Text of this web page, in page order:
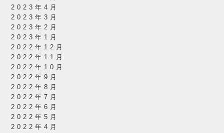
2023年4月
2023年3月
2023年2月
2023年1月
2022年12月
2022年11月
2022年10月
2022年9月
2022年8月
2022年7月
2022年6月
2022年5月
2022年4月